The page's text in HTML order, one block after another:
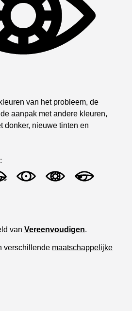
van het probleem, de
aanpak met andere kleuren,
donker, nieuwe tinten en
van Vereenvoudigen.
verschillende maatschappelijke